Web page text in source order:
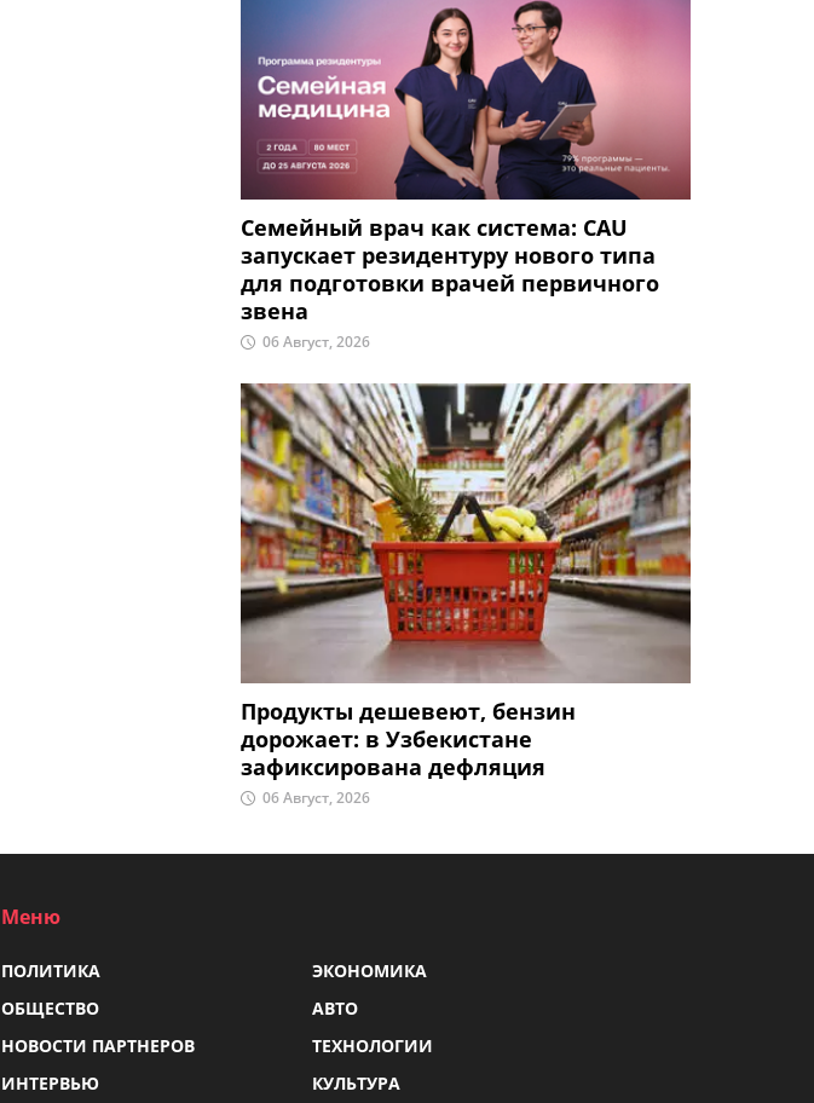
Семейный врач как система: CAU
запускает резидентуру нового типа
для подготовки врачей первичного
звена
06 Август, 2026
Продукты дешевеют, бензин
дорожает: в Узбекистане
зафиксирована дефляция
06 Август, 2026
Меню
ПОЛИТИКА
ЭКОНОМИКА
ОБЩЕСТВО
АВТО
НОВОСТИ ПАРТНЕРОВ
ТЕХНОЛОГИИ
ИНТЕРВЬЮ
КУЛЬТУРА